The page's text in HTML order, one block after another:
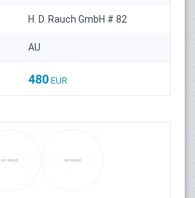
H. D. Rauch GmbH # 82
AU
480 EUR